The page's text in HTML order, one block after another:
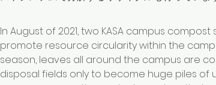
In August of 2021, two KASA campus
promote resource circularity within the
season, leaves all around the campus are
disposal fields only to become huge piles of